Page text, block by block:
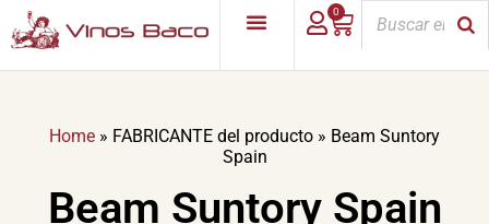
0
Home » FABRICANTE del producto » Beam Suntory
Spain
Beam Suntory Spain